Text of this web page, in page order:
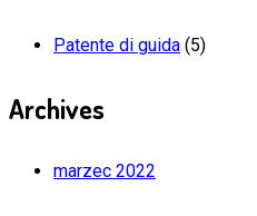
Patente di guida (5)
Archives
marzec 2022